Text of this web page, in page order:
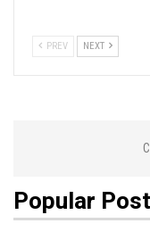
3. Boleh digunakan
dengan kaki.
PREV NEXT
Popular Post